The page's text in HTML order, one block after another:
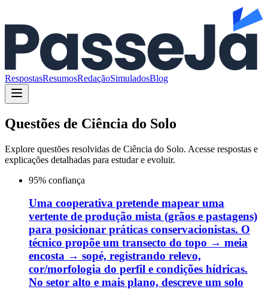
RespostasResumosRedaçãoSimuladosBlog
Questões de Ciência do Solo
Explore questões resolvidas de Ciência do Solo. Acesse respostas e
explicações detalhadas para estudar e evoluir.
95% confiança
Uma cooperativa pretende mapear uma
vertente de produção mista (grãos e pastagens)
para posicionar práticas conservacionistas. O
técnico propõe um transecto do topo → meia
encosta → sopé, registrando relevo,
cor/morfologia do perfil e condições hídricas.
No setor alto e mais plano, descreve um solo